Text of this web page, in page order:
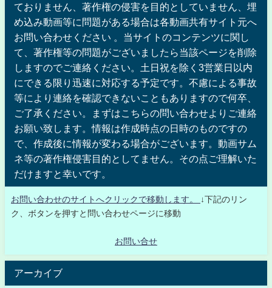
ておりません、著作権の侵害を目的としていません、埋
め込み動画等に問題がある場合は各動画共有サイト元へ
お問い合わせください 。当サイトのコンテンツに関し
て、著作権等の問題がございましたら当該ページを削除
しますのでご連絡ください。土日祝を除く3営業日以内
にできる限り迅速に対応する予定です。不慮による事故
等により連絡を確認できないこともありますので何卒、
ご了承ください。まずはこちらの問い合わせよりご連絡
お願い致します。情報は作成時点の日時のものですの
で、作成後に情報が変わる場合がございます。動画サム
ネ等の著作権侵害目的としてません。その点ご理解いた
だけますと幸いです。
お問い合わせのサイトへクリックで移動します。
↓下記のリン
ク、ボタンを押すと問い合わせページに移動
お問い合せ
アーカイブ